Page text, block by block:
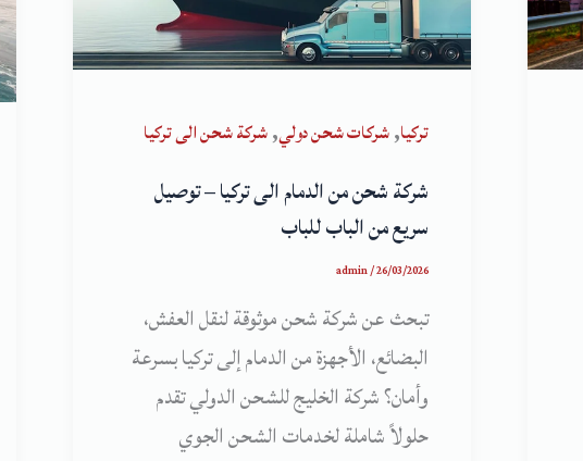
تركيا,شركات شحن دولي,شركة شحن الى تركيا
شركة شحن من الدمام الى تركيا – توصيل
سريع من الباب للباب
admin/26/03/2026
تبحث عن شركة شحن موثوقة لنقل العفش،
البضائع، الأجهزة من الدمام إلى تركيا بسرعة
وأمان؟ شركة الخليج للشحن الدولي تقدم
حلولاً شاملة لخدمات الشحن الجوي